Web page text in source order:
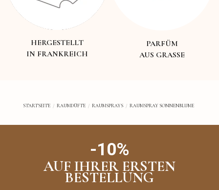
HERGESTELLT
IN FRANKREICH
PARFÜM
AUS GRASSE
STARTSEITE RAUMDÜFTE RAUMSPRAYS RAUMSPRAY SONNENBLUME
-10%
AUF IHRER ERSTEN
BESTELLUNG